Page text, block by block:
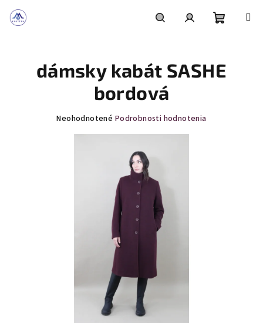
obsah
košík
dámsky kabát SASHE
bordová
Priemerné
Neohodnotené Podrobnosti hodnotenia